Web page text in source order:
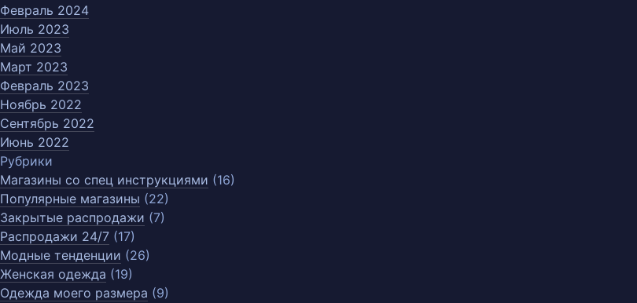
Февраль 2024
Июль 2023
Май 2023
Март 2023
Февраль 2023
Ноябрь 2022
Сентябрь 2022
Июнь 2022
Рубрики
Магазины со спец инструкциями (16)
Популярные магазины (22)
Закрытые распродажи (7)
Распродажи 24/7 (17)
Модные тенденции (26)
Женская одежда (19)
Одежда моего размера (9)